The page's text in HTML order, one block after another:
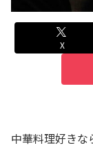
X
中華料理好きな